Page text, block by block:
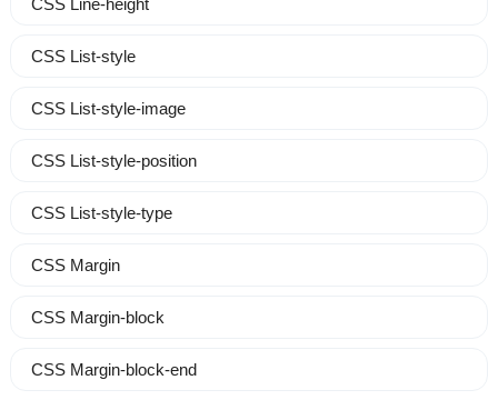
CSS Line-height
CSS List-style
CSS List-style-image
CSS List-style-position
CSS List-style-type
CSS Margin
CSS Margin-block
CSS Margin-block-end